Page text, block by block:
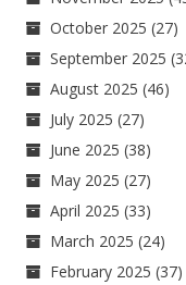
October 2025 (27)
September 2025
August 2025 (46)
July 2025 (27)
June 2025 (38)
May 2025 (27)
April 2025 (33)
March 2025 (24)
February 2025 (37)